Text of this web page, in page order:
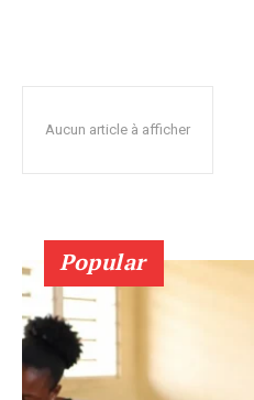
Aucun article à afficher
Popular